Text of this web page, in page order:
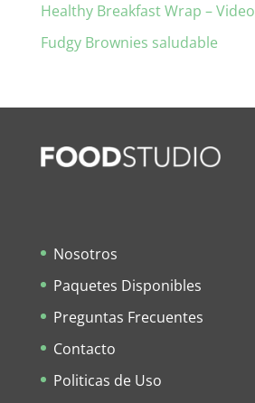
Healthy Breakfast Wrap – Video
Fudgy Brownies saludable
Nosotros
Paquetes Disponibles
Preguntas Frecuentes
Contacto
Politicas de Uso